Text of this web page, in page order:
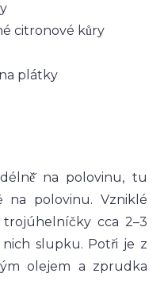
citronové kůry
plátky
na polovinu, tu
polovinu. Vzniklé
cca 2–3
slupku. Potři je z
olejem a zprudka